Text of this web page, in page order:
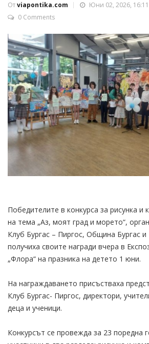
Отviapontika.com
Юни 02, 2026, 16:11
0 Comments
Победителите в конкурса за рисунка и
на тема „Аз, моят град и морето“,
Клуб Бургас – Пиргос, Община Бургас
получиха своите награди вчера в
„Флора“ на празника на детето 1 юни.
На награждаването присъстваха
Клуб Бургас- Пиргос, директори,
деца и ученици.
Конкурсът се провежда за 23 поредна